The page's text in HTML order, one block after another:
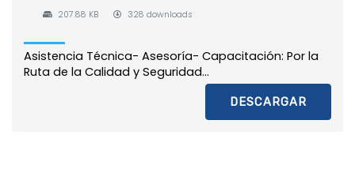
207.88 KB 328 downloads
Asistencia Técnica- Asesoría- Capacitación: Por la
Ruta de la Calidad y Seguridad...
DESCARGAR